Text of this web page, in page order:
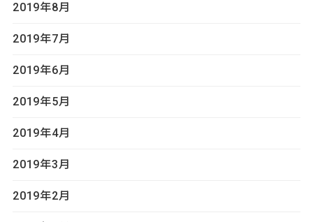
2019年8月
2019年7月
2019年6月
2019年5月
2019年4月
2019年3月
2019年2月